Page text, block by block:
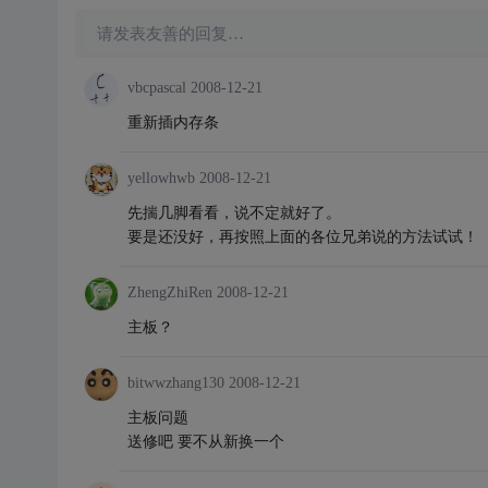
请发表友善的回复…
vbcpascal 2008-12-21
重新插内存条
yellowhwb 2008-12-21
先揣几脚看看，说不定就好了。
要是还没好，再按照上面的各位兄弟说的方法试试！
ZhengZhiRen 2008-12-21
主板？
bitwwzhang130 2008-12-21
主板问题
送修吧 要不从新换一个